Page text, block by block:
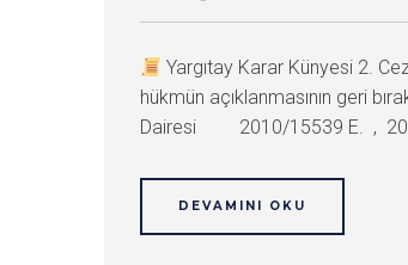
Yargıtay Karar Künyesi 2.
hükmün açıklanmasının geri
Dairesi 2010/15539 E. ,
DEVAMINI OKU